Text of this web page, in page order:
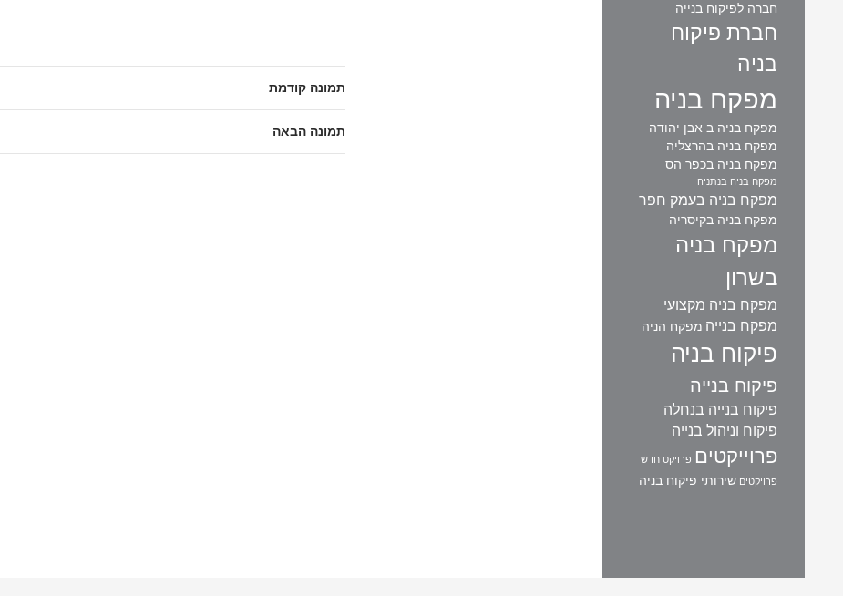
תמונה קודמת
תמונה הבאה
חברה לפיקוח בנייה
חברת פיקוח
בניה
מפקח בניה
מפקח בניה ב אבן יהודה
מפקח בניה בהרצליה
מפקח בניה בכפר הס
מפקח בניה בנתניה
מפקח בניה בעמק חפר
מפקח בניה בקיסריה
מפקח בניה
בשרון
מפקח בניה מקצועי
מפקח בנייה מפקח הניה
פיקוח בניה
פיקוח בנייה
פיקוח בנייה בנחלה
פיקוח וניהול בנייה
פרוייקטים פרויקט חדש
פרויקטים שירותי פיקוח בניה